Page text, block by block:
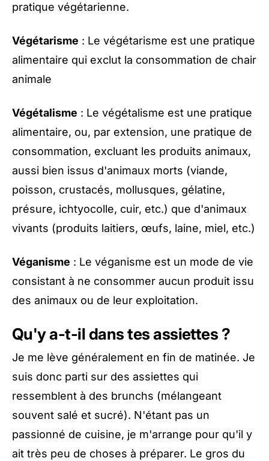
pratique végétarienne.
Végétarisme : Le végétarisme est une pratique
alimentaire qui exclut la consommation de chair
animale
Végétalisme : Le végétalisme est une pratique
alimentaire, ou, par extension, une pratique de
consommation, excluant les produits animaux,
aussi bien issus d'animaux morts (viande,
poisson, crustacés, mollusques, gélatine,
présure, ichtyocolle, cuir, etc.) que d'animaux
vivants (produits laitiers, œufs, laine, miel, etc.)
Véganisme : Le véganisme est un mode de vie
consistant à ne consommer aucun produit issu
des animaux ou de leur exploitation.
Qu'y a-t-il dans tes assiettes ?
Je me lève généralement en fin de matinée. Je
suis donc parti sur des assiettes qui
ressemblent à des brunchs (mélangeant
souvent salé et sucré). N'étant pas un
passionné de cuisine, je m'arrange pour qu'il y
ait très peu de choses à préparer. Le gros du